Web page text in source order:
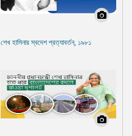
শেখ হাসিনার স্বদেশ প্রত্যাবর্তন, ১৯৮১